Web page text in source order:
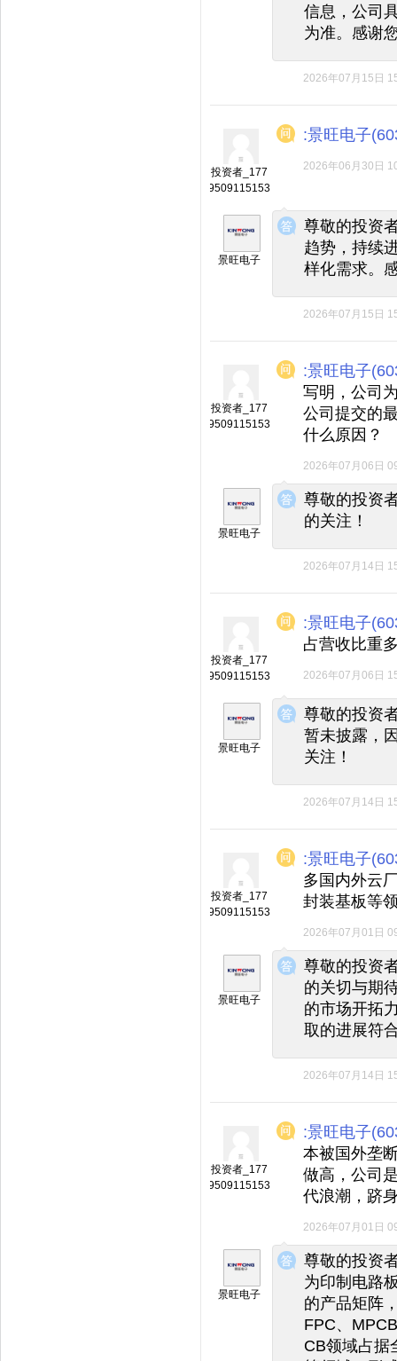
信息，公司
为准。感谢
2026年07月15日
投资者_177
9509115153
:景旺电子
2026年06月30日
◆
◆
景旺电子
尊敬的投资
趋势，持续
样化需求。
2026年07月15日
投资者_177
9509115153
:景旺电子
写明，公司
公司提交的
什么原因？
2026年07月06日
◆
◆
景旺电子
尊敬的投资
的关注！
2026年07月14日
投资者_177
9509115153
:景旺电子
占营收比重
2026年07月06日
◆
◆
景旺电子
尊敬的投资
暂未披露，
关注！
2026年07月14日
投资者_177
9509115153
:景旺电子
多国内外云
封装基板等
2026年07月01日
◆
◆
景旺电子
尊敬的投资
的关切与期
的市场开拓
取的进展符
2026年07月14日
投资者_177
9509115153
:景旺电子
本被国外垄
做高，公司
代浪潮，跻
2026年07月01日
◆
◆
景旺电子
尊敬的投资
为印制电路
的产品矩阵
FPC、
CB领域占据